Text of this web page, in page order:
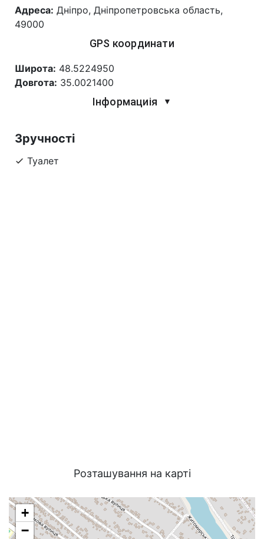
Адреса: Дніпро, Дніпропетровська область,
49000
GPS координати
Широта: 48.5224950
Довгота: 35.0021400
Інформациія ▼
Зручності
Туалет
Розташування на карті
+
−